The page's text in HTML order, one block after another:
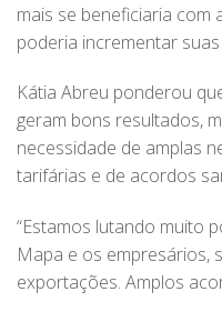
mais se beneficiaria com
poderia incrementar
Kátia Abreu ponderou
geram bons resultados,
necessidade de amplas
tarifárias e de acordos
“Estamos lutando muito
Mapa e os empresários,
exportações. Amplos